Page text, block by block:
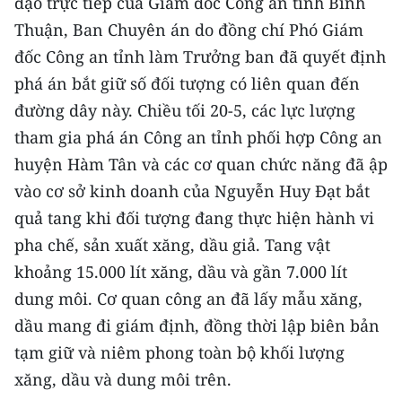
ENGLISH
中文
FRANÇAIS
РУССКИЙ
ESPAÑOL
한국어
Thuận, Ban Chuyên án do đồng chí Phó Giám
đốc Công an tỉnh làm Trưởng ban đã quyết định
phá án bắt giữ số đối tượng có liên quan đến
đường dây này. Chiều tối 20-5, các lực lượng
tham gia phá án Công an tỉnh phối hợp Công an
huyện Hàm Tân và các cơ quan chức năng đã ập
vào cơ sở kinh doanh của Nguyễn Huy Đạt bắt
quả tang khi đối tượng đang thực hiện hành vi
pha chế, sản xuất xăng, dầu giả. Tang vật
khoảng 15.000 lít xăng, dầu và gần 7.000 lít
dung môi. Cơ quan công an đã lấy mẫu xăng,
dầu mang đi giám định, đồng thời lập biên bản
tạm giữ và niêm phong toàn bộ khối lượng
xăng, dầu và dung môi trên.